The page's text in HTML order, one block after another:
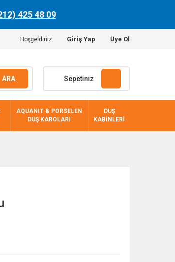
425 48 09
Hoşgeldiniz Giriş Yap Üye Ol
ARA Sepetiniz
AQUANIT & PORSELEN
DUŞ KAROLARI
DUŞ
KABİNLERİ